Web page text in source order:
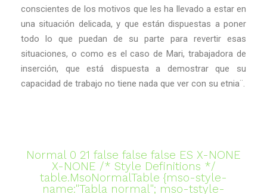
conscientes de los motivos que les ha llevado a estar en
una situación delicada, y que están dispuestas a poner
todo lo que puedan de su parte para revertir esas
situaciones, o como es el caso de Mari, trabajadora de
inserción, que está dispuesta a demostrar que su
capacidad de trabajo no tiene nada que ver con su etnia¨.
Normal 0 21 false false false ES X-NONE
X-NONE /* Style Definitions */
table.MsoNormalTable {mso-style-
name:"Tabla normal"; mso-tstyle-